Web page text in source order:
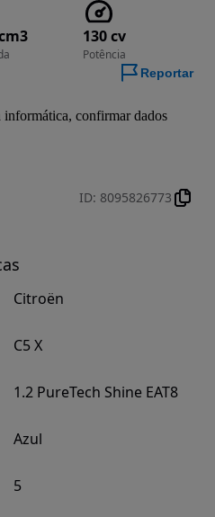
130 cv
Potência
Reportar
confirmar dados
ID: 8095826773
Citroën
C5 X
1.2 PureTech Shine EAT8
Azul
5